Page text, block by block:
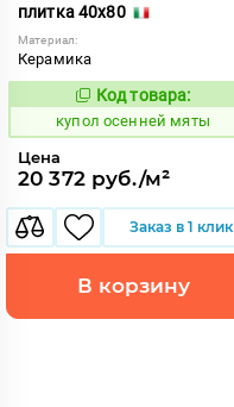
плитка 40x80
Материал:
Керамика
852181
Код товара:
купол осенней мяты
Цена
20 372 руб./м²
Заказ в 1 клик
В корзину